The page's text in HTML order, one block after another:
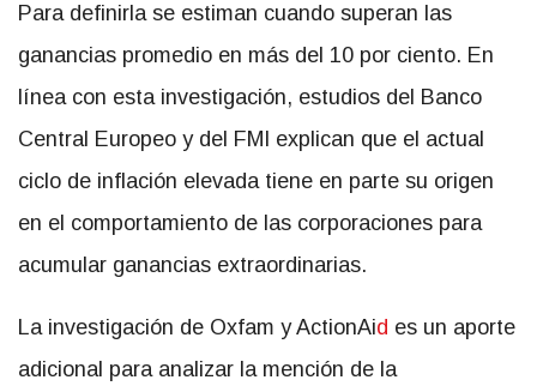
Para definirla se estiman cuando superan las
ganancias promedio en más del 10 por ciento. En
línea con esta investigación, estudios del Banco
Central Europeo y del FMI explican que el actual
ciclo de inflación elevada tiene en parte su origen
en el comportamiento de las corporaciones para
acumular ganancias extraordinarias.
La investigación de Oxfam y ActionAid es un aporte
adicional para analizar la mención de la